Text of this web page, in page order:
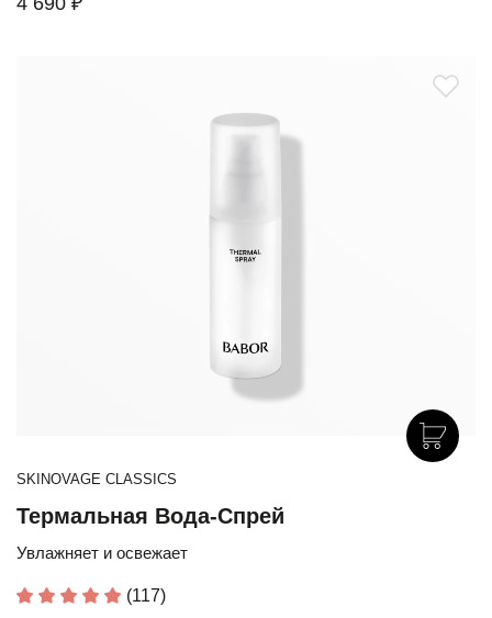
SKINOVAGE CLASSICS
Термальная Вода-Спрей
Увлажняет и освежает
(117)